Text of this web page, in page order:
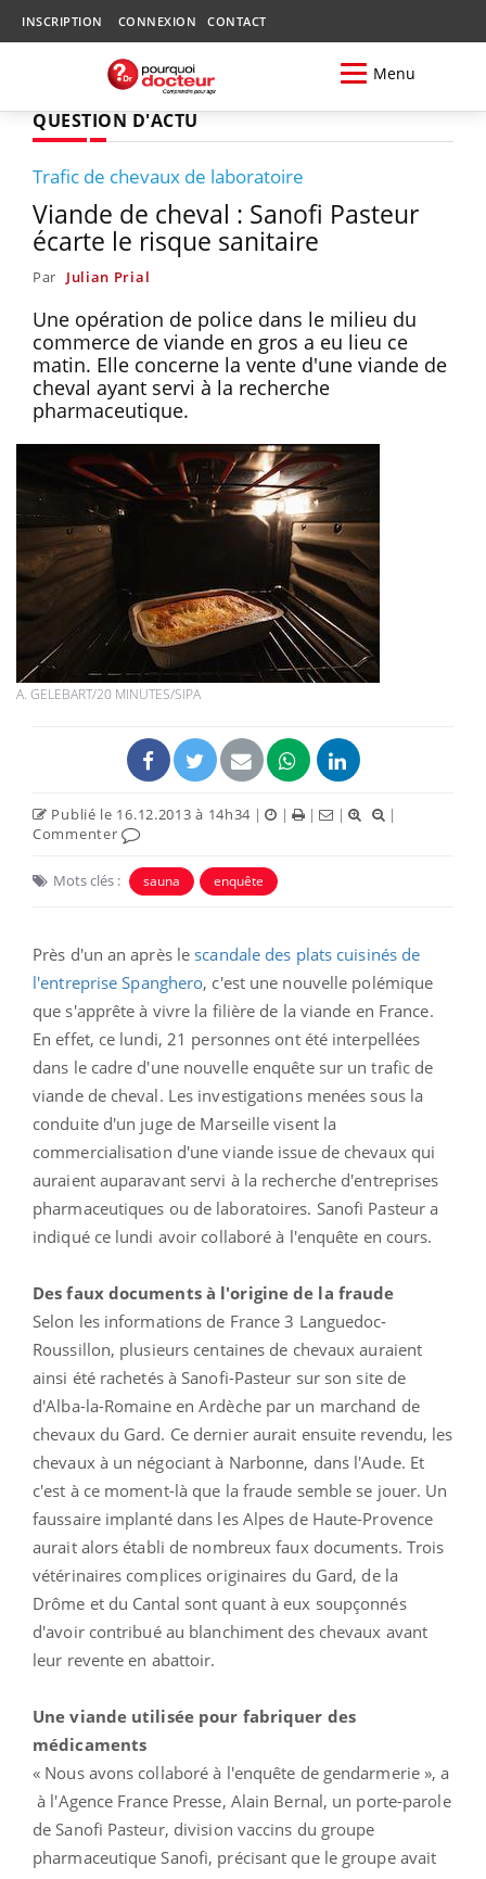
INSCRIPTION CONNEXION CONTACT
Menu
QUESTION D'ACTU
Trafic de chevaux de laboratoire
Viande de cheval : Sanofi Pasteur
écarte le risque sanitaire
Par Julian Prial
Une opération de police dans le milieu du
commerce de viande en gros a eu lieu ce
matin. Elle concerne la vente d'une viande de
cheval ayant servi à la recherche
pharmaceutique.
A. GELEBART/20 MINUTES/SIPA
Publié le 16.12.2013 à 14h34 | | | |
|
Commenter
Mots clés : sauna enquête
Près d'un an après le scandale des plats cuisinés de
l'entreprise Spanghero, c'est une nouvelle polémique
que s'apprête à vivre la filière de la viande en France.
En effet, ce lundi, 21 personnes ont été interpellées
dans le cadre d'une nouvelle enquête sur un trafic de
viande de cheval. Les investigations menées sous la
conduite d'un juge de Marseille visent la
commercialisation d'une viande issue de chevaux qui
auraient auparavant servi à la recherche d'entreprises
pharmaceutiques ou de laboratoires. Sanofi Pasteur a
indiqué ce lundi avoir collaboré à l'enquête en cours.
Des faux documents à l'origine de la fraude
Selon les informations de France 3 Languedoc-
Roussillon, plusieurs centaines de chevaux auraient
ainsi été rachetés à Sanofi-Pasteur sur son site de
d'Alba-la-Romaine en Ardèche par un marchand de
chevaux du Gard. Ce dernier aurait ensuite revendu, les
chevaux à un négociant à Narbonne, dans l'Aude. Et
c'est à ce moment-là que la fraude semble se jouer. Un
faussaire implanté dans les Alpes de Haute-Provence
aurait alors établi de nombreux faux documents. Trois
vétérinaires complices originaires du Gard, de la
Drôme et du Cantal sont quant à eux soupçonnés
d'avoir contribué au blanchiment des chevaux avant
leur revente en abattoir.
Une viande utilisée pour fabriquer des
médicaments
« Nous avons collaboré à l'enquête de gendarmerie », a
à l'Agence France Presse, Alain Bernal, un porte-parole
de Sanofi Pasteur, division vaccins du groupe
pharmaceutique Sanofi, précisant que le groupe avait